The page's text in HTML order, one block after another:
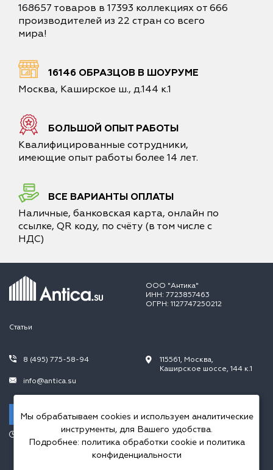
168657 товаров в 17393 коллекциях от 666
производителей из 22 стран со всего
мира!
16146 ОБРАЗЦОВ В ШОУРУМЕ
Москва, Каширское ш., д.144 к.1
БОЛЬШОЙ ОПЫТ РАБОТЫ
Квалифицированные сотрудники,
имеющие опыт работы более 14 лет.
ВСЕ ВАРИАНТЫ ОПЛАТЫ
Наличные, банковская карта, онлайн по
ссылке, QR коду, по счёту (в том числе с
НДС)
ООО "Антика"
ИНН: 7723857463
ОГРН: 1127747250212
Статьи
8 (495) 775-58-94
info@antica.su
Заказать звонок
115561, Москва,
Каширское шоссе, 144 к.1
Пн.-Пт. 10.00-20.00,
Сб.-Вс. 10.00-18.00
Мы обрабатываем cookies и используем аналитические
инструменты, для Вашего удобства.
Подробнее: политика обработки cookieи политика
конфиденциальности